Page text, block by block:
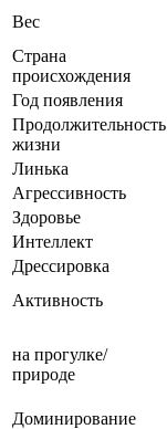
Вес
Страна
происхождения
Год появления
Продолжительность
жизни
Линька
Агрессивность
Здоровье
Интеллект
Дрессировка
Активность
на прогулке/
природе
Доминирование